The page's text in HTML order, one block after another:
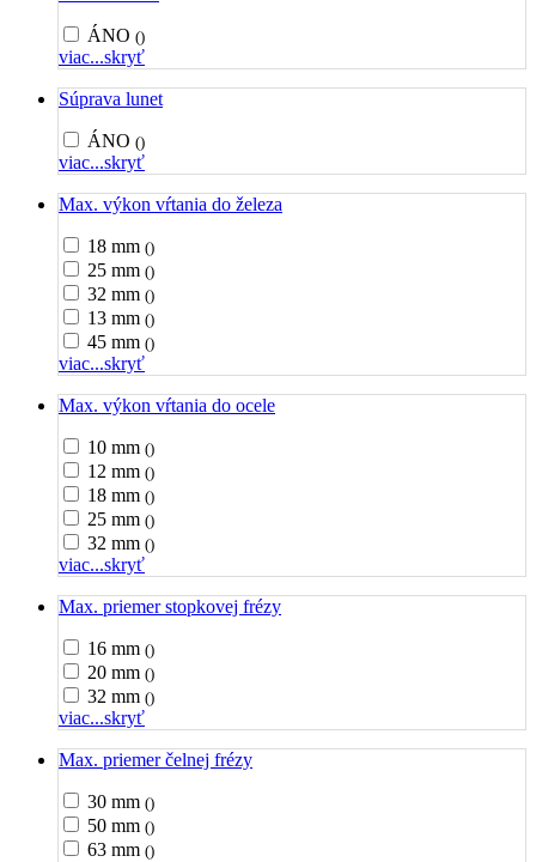
ÁNO ()
viac...skryť
Súprava lunet
ÁNO ()
viac...skryť
Max. výkon vŕtania do železa
18 mm ()
25 mm ()
32 mm ()
13 mm ()
45 mm ()
viac...skryť
Max. výkon vŕtania do ocele
10 mm ()
12 mm ()
18 mm ()
25 mm ()
32 mm ()
viac...skryť
Max. priemer stopkovej frézy
16 mm ()
20 mm ()
32 mm ()
viac...skryť
Max. priemer čelnej frézy
30 mm ()
50 mm ()
63 mm ()